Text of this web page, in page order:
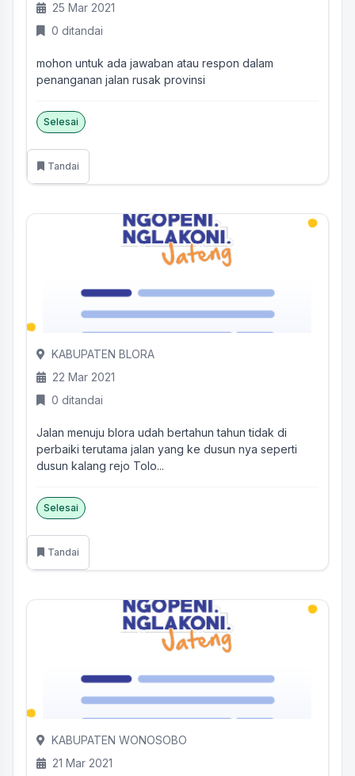
25 Mar 2021
0 ditandai
mohon untuk ada jawaban atau respon dalam
penanganan jalan rusak provinsi
Selesai
Tandai
KABUPATEN BLORA
22 Mar 2021
0 ditandai
Jalan menuju blora udah bertahun tahun tidak di
perbaiki terutama jalan yang ke dusun nya seperti
dusun kalang rejo Tolo...
Selesai
Tandai
KABUPATEN WONOSOBO
21 Mar 2021